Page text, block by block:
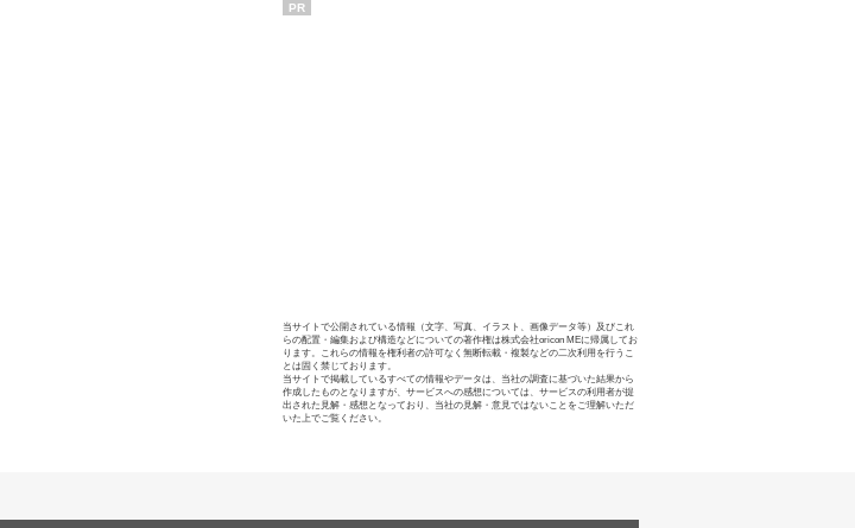
PR
当サイトで公開されている情報（文字、写真、イラスト、画像データ等）及びこれ
らの配置・編集および構造などについての著作権は株式会社oricon MEに帰属してお
ります。これらの情報を権利者の許可なく無断転載・複製などの二次利用を行うこ
とは固く禁じております。
当サイトで掲載しているすべての情報やデータは、当社の調査に基づいた結果から
作成したものとなりますが、サービスへの感想については、サービスの利用者が提
出された見解・感想となっており、当社の見解・意見ではないことをご理解いただ
いた上でご覧ください。